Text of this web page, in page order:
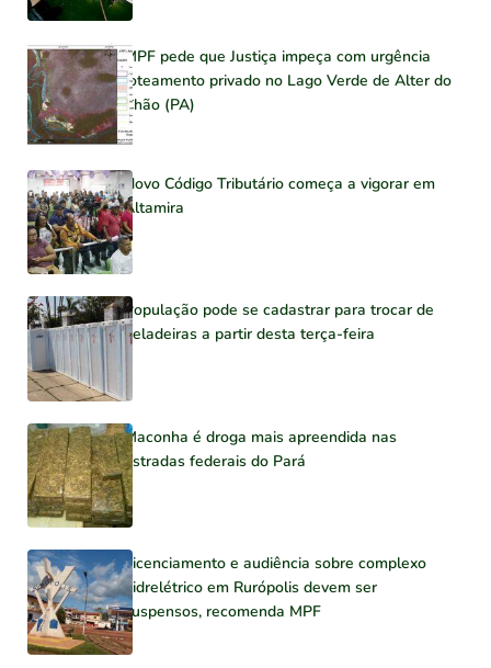
MPF pede que Justiça impeça com urgência
loteamento privado no Lago Verde de Alter do
Chão (PA)
Novo Código Tributário começa a vigorar em
Altamira
População pode se cadastrar para trocar de
geladeiras a partir desta terça-feira
Maconha é droga mais apreendida nas
estradas federais do Pará
Licenciamento e audiência sobre complexo
hidrelétrico em Rurópolis devem ser
suspensos, recomenda MPF